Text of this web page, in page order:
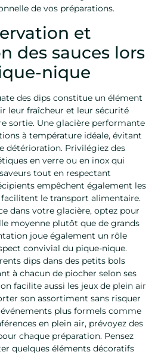
de vos préparations.
et
des sauces lors
nique
des dips constitue un élément
leur fraîcheur et leur sécurité
sortie. Une glacière performante
à température idéale, évitant
détérioration. Privilégiez des
en verre ou en inox qui
tout en respectant
empêchent également les
facilitent le transport alimentaire.
dans votre glacière, optez pour
moyenne plutôt que de grands
joue également un rôle
convivial du pique-nique.
dips dans des petits bols
à chacun de piocher selon ses
facilite aussi les jeux de plein air
son assortiment sans risquer
plus formels comme
en plein air, prévoyez des
chaque préparation. Pensez
quelques éléments décoratifs